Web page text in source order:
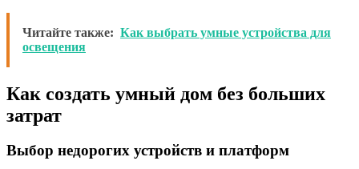
Читайте также: Как выбрать умные устройства для
освещения
Как создать умный дом без больших
затрат
Выбор недорогих устройств и платформ